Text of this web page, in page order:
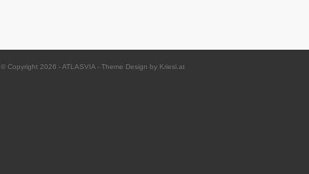
© Copyright 2026 -ATLASVIA - Theme Design by Kriesi.at